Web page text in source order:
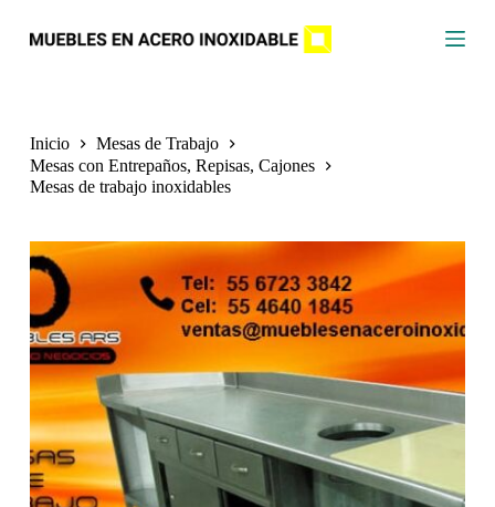
n
d
o
Inicio
Mesas de Trabajo
Mesas con Entrepaños, Repisas, Cajones
Mesas de trabajo inoxidables